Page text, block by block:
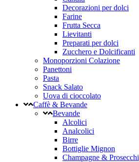
Decorazioni per dolci
Farine
Frutta Secca
Lievitanti
Preparati per dolci
Zucchero e Dolcificanti
Monoporzioni Colazione
Panettoni
Pasta
Snack Salato
Uova di cioccolato
Caffè & Bevande
Bevande
Alcolici
Analcolici
Birre
Bottiglie Mignon
Champagne & Prosecchi